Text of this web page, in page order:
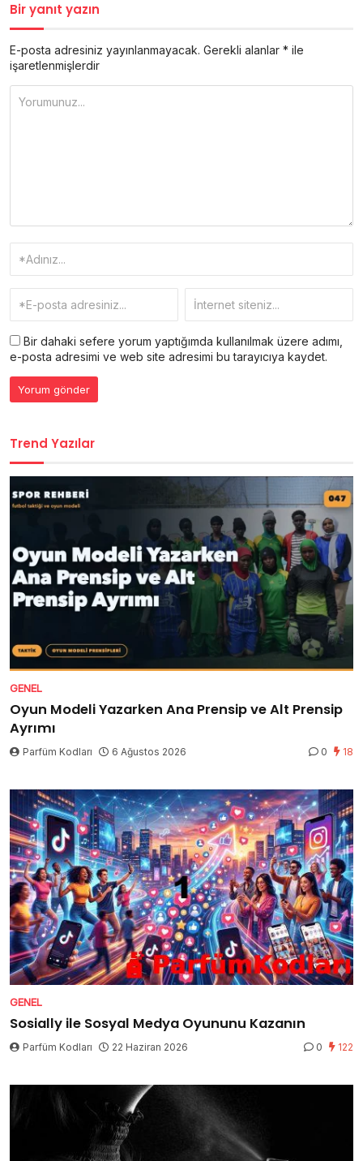
Bir yanıt yazın
E-posta adresiniz yayınlanmayacak. Gerekli alanlar * ile
işaretlenmişlerdir
Bir dahaki sefere yorum yaptığımda kullanılmak üzere adımı,
e-posta adresimi ve web site adresimi bu tarayıcıya kaydet.
Trend Yazılar
GENEL
Oyun Modeli Yazarken Ana Prensip ve Alt Prensip
Ayrımı
Parfüm Kodları 6 Ağustos 2026 0 18
GENEL
Sosially ile Sosyal Medya Oyununu Kazanın
Parfüm Kodları 22 Haziran 2026 0 122